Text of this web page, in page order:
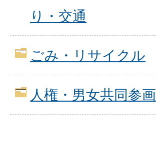
り・交通
ごみ・リサイクル
人権・男女共同参画